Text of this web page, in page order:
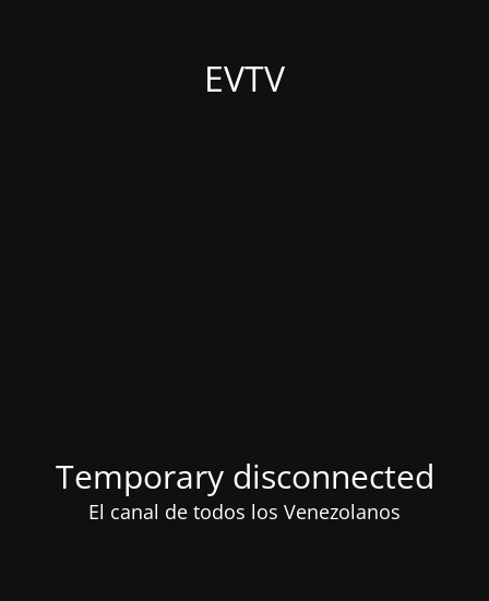
EVTV
Temporary disconnected
El canal de todos los Venezolanos